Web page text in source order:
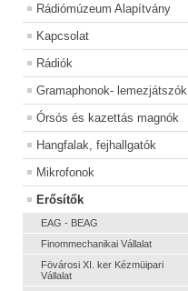
Rádiómúzeum Alapítvány
Kapcsolat
Rádiók
Gramaphonok- lemezjátszók
Órsós és kazettás magnók
Hangfalak, fejhallgatók
Mikrofonok
Erősítők
EAG - BEAG
Finommechanikai Vállalat
Fövárosi XI. ker Kézmüipari
Vállalat